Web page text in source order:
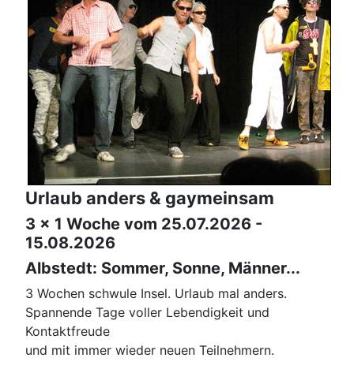
Urlaub anders & gaymeinsam
3 x 1 Woche vom 25.07.2026 -
15.08.2026
Albstedt: Sommer, Sonne, Männer...
3 Wochen schwule Insel. Urlaub mal anders.
Spannende Tage voller Lebendigkeit und
Kontaktfreude
und mit immer wieder neuen Teilnehmern.